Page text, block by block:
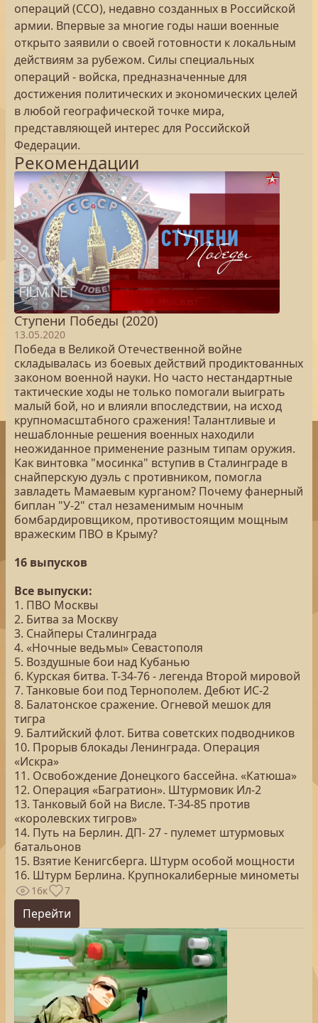
операций (ССО), недавно созданных в Российской
армии. Впервые за многие годы наши военные
открыто заявили о своей готовности к локальным
действиям за рубежом. Силы специальных
операций - войска, предназначенные для
достижения политических и экономических целей
в любой географической точке мира,
представляющей интерес для Российской
Федерации.
Рекомендации
Ступени Победы (2020)
13.05.2020
Победа в Великой Отечественной войне
складывалась из боевых действий продиктованных
законом военной науки. Но часто нестандартные
тактические ходы не только помогали выиграть
малый бой, но и влияли впоследствии, на исход
крупномасштабного сражения! Талантливые и
нешаблонные решения военных находили
неожиданное применение разным типам оружия.
Как винтовка "мосинка" вступив в Сталинграде в
снайперскую дуэль с противником, помогла
завладеть Мамаевым курганом? Почему фанерный
биплан "У-2" стал незаменимым ночным
бомбардировщиком, противостоящим мощным
вражеским ПВО в Крыму?
16 выпусков
Все выпуски:
1. ПВО Москвы
2. Битва за Москву
3. Снайперы Сталинграда
4. «Ночные ведьмы» Севастополя
5. Воздушные бои над Кубанью
6. Курская битва. Т-34-76 - легенда Второй мировой
7. Танковые бои под Тернополем. Дебют ИС-2
8. Балатонское сражение. Огневой мешок для
тигра
9. Балтийский флот. Битва советских подводников
10. Прорыв блокады Ленинграда. Операция
«Искра»
11. Освобождение Донецкого бассейна. «Катюша»
12. Операция «Багратион». Штурмовик Ил-2
13. Танковый бой на Висле. Т-34-85 против
«королевских тигров»
14. Путь на Берлин. ДП- 27 - пулемет штурмовых
батальонов
15. Взятие Кенигсберга. Штурм особой мощности
16. Штурм Берлина. Крупнокалиберные минометы
16к 7
Перейти